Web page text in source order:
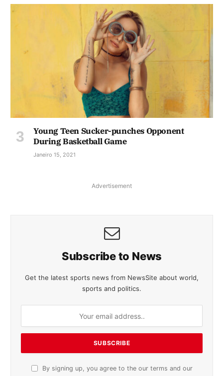
Young Teen Sucker-punches Opponent
During Basketball Game
Janeiro 15, 2021
Advertisement
Subscribe to News
Get the latest sports news from NewsSite about world,
sports and politics.
By signing up, you agree to the our terms and our